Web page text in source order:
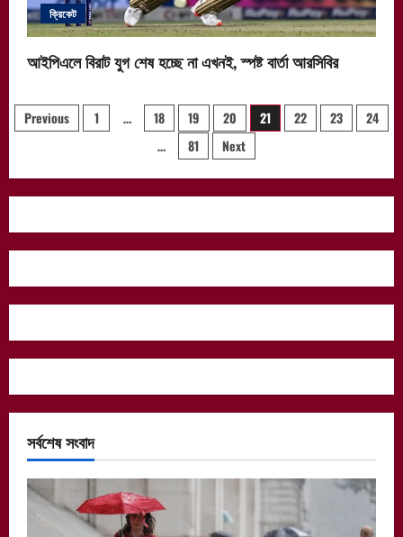
ক্রিকেট
আইপিএলে বিরাট যুগ শেষ হচ্ছে না এখনই, স্পষ্ট বার্তা আরসিবির
Posts
Previous 1 … 18 19 20 21 22 23
24
…
81 Next
সর্বশেষ সংবাদ